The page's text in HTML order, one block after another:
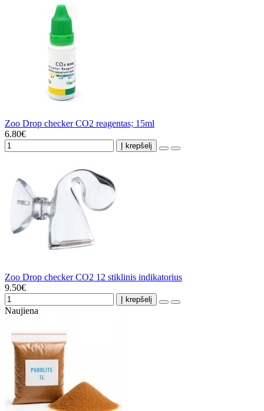
Zoo Drop checker CO2 reagentas; 15ml
6.80€
Į krepšelį
Zoo Drop checker CO2 12 stiklinis indikatorius
9.50€
Į krepšelį
Naujiena